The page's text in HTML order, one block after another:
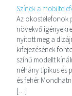
Színek a
Az okostelefonok
növekvő
nyitott meg a
kifejezésének
színű modellt
néhány tipikus és
és fehér
[…]